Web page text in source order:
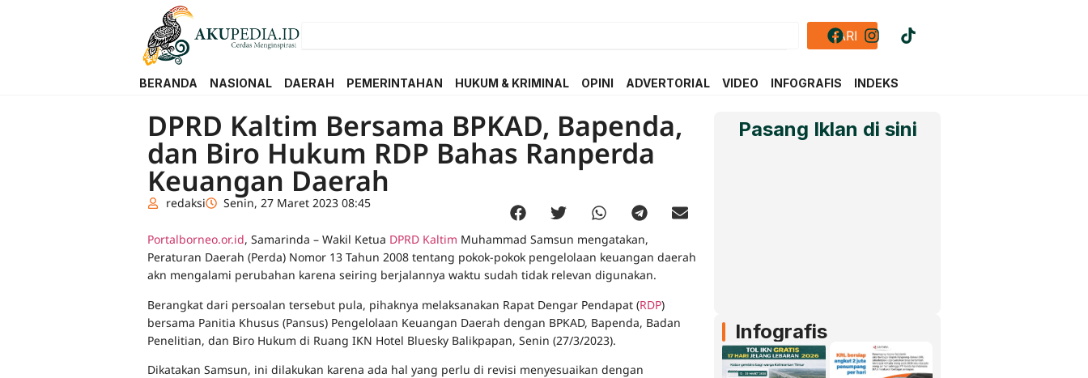
CARI
BERANDA NASIONAL DAERAH PEMERINTAHAN HUKUM & KRIMINAL OPINI ADVERTORIAL VIDEO INFOGRAFIS INDEKS
DPRD Kaltim Bersama BPKAD, Bapenda,
dan Biro Hukum RDP Bahas Ranperda
Keuangan Daerah
redaksi Senin, 27 Maret 2023 08:45
Portalborneo.or.id, Samarinda – Wakil Ketua DPRD Kaltim Muhammad Samsun mengatakan,
Peraturan Daerah (Perda) Nomor 13 Tahun 2008 tentang pokok-pokok pengelolaan keuangan daerah
akn mengalami perubahan karena seiring berjalannya waktu sudah tidak relevan digunakan.
Berangkat dari persoalan tersebut pula, pihaknya melaksanakan Rapat Dengar Pendapat (RDP)
bersama Panitia Khusus (Pansus) Pengelolaan Keuangan Daerah dengan BPKAD, Bapenda, Badan
Penelitian, dan Biro Hukum di Ruang IKN Hotel Bluesky Balikpapan, Senin (27/3/2023).
Dikatakan Samsun, ini dilakukan karena ada hal yang perlu di revisi menyesuaikan dengan
Pasang Iklan di sini
Infografis